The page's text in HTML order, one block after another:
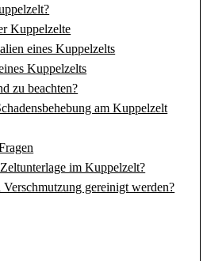
Kuppelzelte
eines Kuppelzelts
Kuppelzelts
zu beachten?
am Kuppelzelt
im Kuppelzelt?
gereinigt werden?